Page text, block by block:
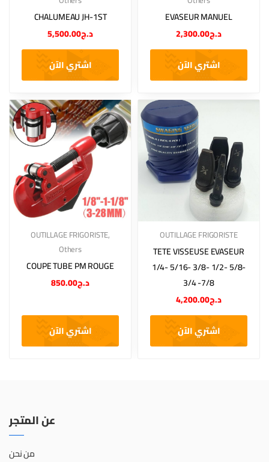
CHALUMEAU JH-1ST
د.ج5,500.00
اشتري الآن
EVASEUR MANUEL
د.ج2,300.00
اشتري الآن
OUTILLAGE FRIGORISTE,
Others
COUPE TUBE PM ROUGE
د.ج850.00
اشتري الآن
OUTILLAGE FRIGORISTE
TETE VISSEUSE EVASEUR
1/4- 5/16- 3/8- 1/2- 5/8-
3/4 -7/8
د.ج4,200.00
اشتري الآن
عن المتجر
من نحن